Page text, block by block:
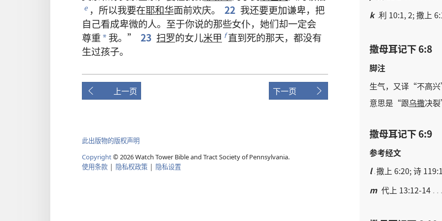
e ， 所以我要在耶和华面前欢庆。 22 我还要更加谦卑， 把
自己看成卑微的人。 至于你说的那些女仆， 她们却一定会
尊重* 我。” 23 扫罗的女儿米甲 f 直到死的那天， 都没有
生过孩子。
上一页 下一页
此出版物的版权声明
Copyright© 2026Watch Tower Bible and Tract Society of Pennsylvania.
使用条款 | 隐私权政策 | 隐私设置
k 利 10:1, 2; 撒上
撒母耳记下 6:8
脚注
生气， 又译 “不高兴
意思是 “跟乌撒决裂
撒母耳记下 6:9
参考经文
l 撒上 6:20; 诗
m 代上 13:12-14